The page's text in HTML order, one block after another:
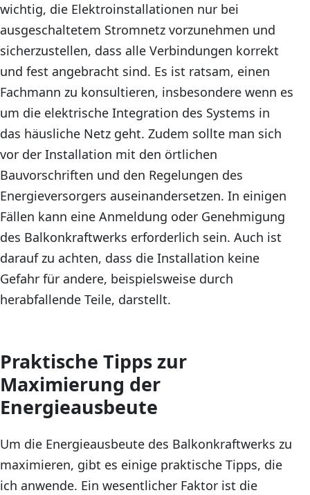
wichtig, die Elektroinstallationen nur bei
ausgeschaltetem Stromnetz vorzunehmen und
sicherzustellen, dass alle Verbindungen korrekt
und fest angebracht sind. Es ist ratsam, einen
Fachmann zu konsultieren, insbesondere wenn es
um die elektrische Integration des Systems in
das häusliche Netz geht. Zudem sollte man sich
vor der Installation mit den örtlichen
Bauvorschriften und den Regelungen des
Energieversorgers auseinandersetzen. In einigen
Fällen kann eine Anmeldung oder Genehmigung
des Balkonkraftwerks erforderlich sein. Auch ist
darauf zu achten, dass die Installation keine
Gefahr für andere, beispielsweise durch
herabfallende Teile, darstellt.
Praktische Tipps zur
Maximierung der
Energieausbeute
Um die Energieausbeute des Balkonkraftwerks zu
maximieren, gibt es einige praktische Tipps, die
ich anwende. Ein wesentlicher Faktor ist die